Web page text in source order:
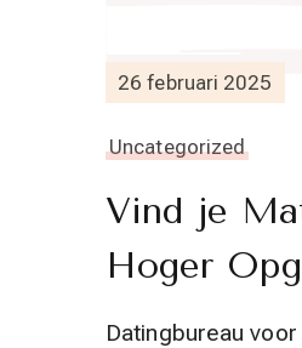
26 februari 2025
Uncategorized
Vind je
Hoger
Datingbureau